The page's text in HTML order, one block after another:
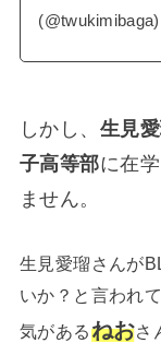
(@twukimibaga)
しかし、 生見
子高等部に在
ません。
生見愛瑠さんが
いか？と言われ
気があるねおさ